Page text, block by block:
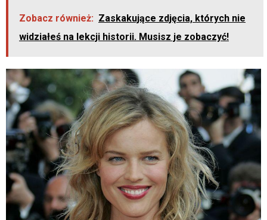
Zobacz również: Zaskakujące zdjęcia, których nie
widziałeś na lekcji historii. Musisz je zobaczyć!